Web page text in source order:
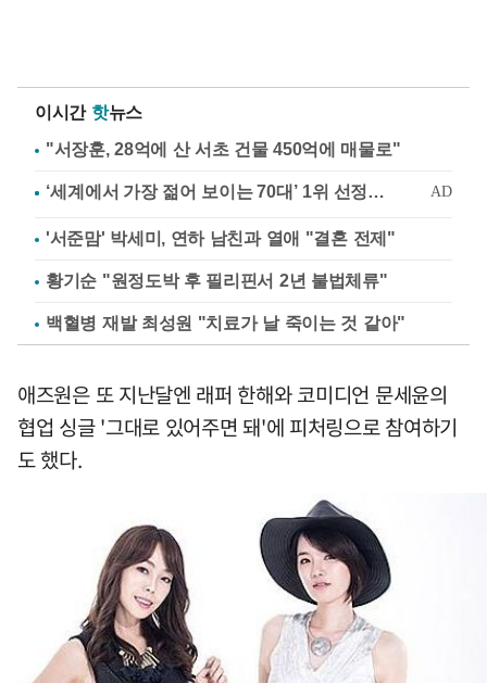
이시간 핫뉴스
"서장훈, 28억에 산 서초 건물 450억에 매물로"
'서준맘' 박세미, 연하 남친과 열애 "결혼 전제"
황기순 "원정도박 후 필리핀서 2년 불법체류"
백혈병 재발 최성원 "치료가 날 죽이는 것 같아"
애즈원은 또 지난달엔 래퍼 한해와 코미디언 문세윤의
협업 싱글 '그대로 있어주면 돼'에 피처링으로 참여하기
도 했다.